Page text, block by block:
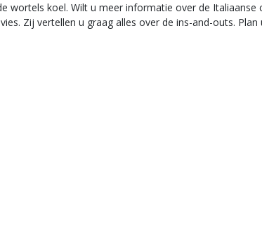
wortels koel. Wilt u meer informatie over de Italiaanse
Zij vertellen u graag alles over de ins-and-outs.